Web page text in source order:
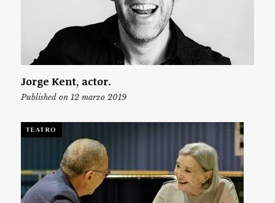
Jorge Kent, actor.
Published on 12 marzo 2019
TEATRO